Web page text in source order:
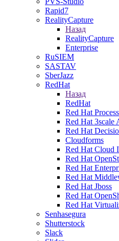
Rapid7
RealityCapture
Назад
RealityCapture
Enterprise
RuSIEM
SASTAV
SberJazz
RedHat
Назад
RedHat
Red Hat
Red Hat 3scale
Red Hat
Cloudforms
Red Hat Cloud
Red Hat
Red Hat
Red Hat
Red Hat Jboss
Red Hat
Red Hat
Senhasegura
Shutterstock
Slack